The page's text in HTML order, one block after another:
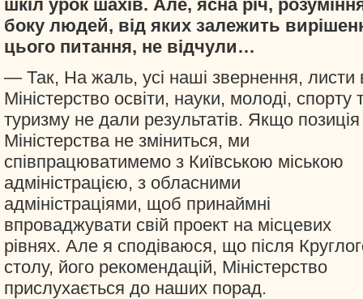
шкіл урок шахів. Але, ясна річ,
боку людей, від яких залежить
цього питання, не відчули…
— Так, На жаль, усі наші звернення, листи
Міністерство освіти, науки, молоді, спорту
туризму не дали результатів. Якщо позиція
Міністерства не зміниться, ми
співпрацюватимемо з Київською міською
адміністрацією, з обласними
адміністраціями, щоб принаймні
впроваджувати свій проект на місцевих
рівнях. Але я сподіваюся, що після
столу, його рекомендацій, Міністерство
прислухається до наших порад.